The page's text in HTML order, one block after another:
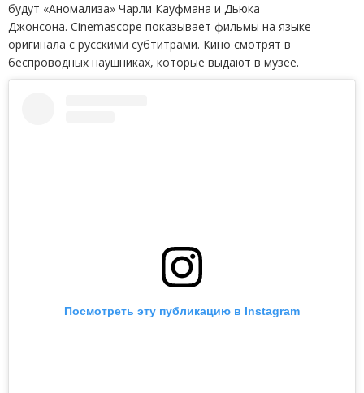
будут «Аномализа» Чарли Кауфмана и Дьюка
Джонсона. Cinemascope показывает фильмы на языке
оригинала с русскими субтитрами. Кино смотрят в
беспроводных наушниках, которые выдают в музее.
Посмотреть эту публикацию в Instagram